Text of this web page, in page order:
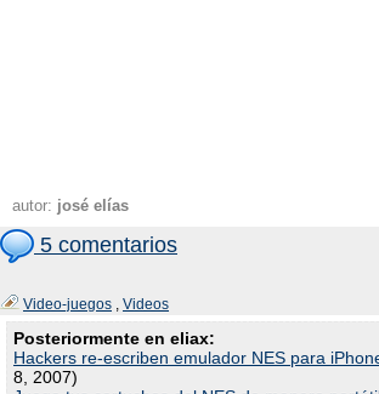
autor: josé elías
5 comentarios
Video-juegos , Videos
Posteriormente en eliax:
Hackers re-escriben emulador NES para
8, 2007)